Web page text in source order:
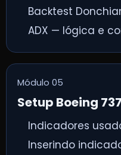
Backtest
ADX — lógica e
Módulo 05
Setup Boeing
Indicadores
Inserindo